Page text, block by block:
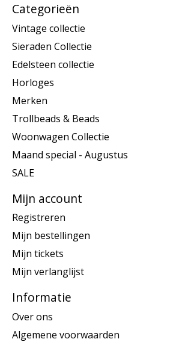
Categorieën
Vintage collectie
Sieraden Collectie
Edelsteen collectie
Horloges
Merken
Trollbeads & Beads
Woonwagen Collectie
Maand special - Augustus
SALE
Mijn account
Registreren
Mijn bestellingen
Mijn tickets
Mijn verlanglijst
Informatie
Over ons
Algemene voorwaarden